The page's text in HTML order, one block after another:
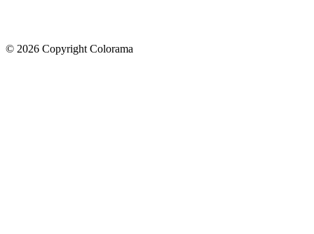
© 2026 Copyright Colorama